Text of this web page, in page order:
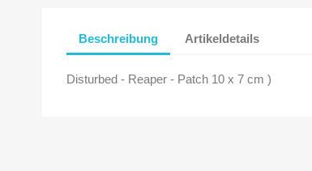
Beschreibung Artikeldetails
Disturbed - Reaper - Patch 10 x 7 cm )